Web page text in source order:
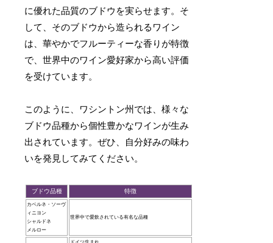
に優れた品質のブドウを実らせます。そ
して、そのブドウから造られるワイン
は、華やかでフルーティーな香りが特徴
で、世界中のワイン愛好家から高い評価
を受けています。
このように、ワシントン州では、様々な
ブドウ品種から個性豊かなワインが生み
出されています。ぜひ、自分好みの味わ
いを発見してみてください。
ブドウ品種 特徴
カベルネ・ソーヴ
ィニヨン
シャルドネ
メルロー
世界中で愛飲されている有名な品種